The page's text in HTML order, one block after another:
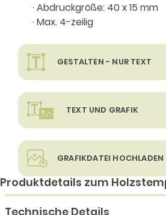
· Abdruckgröße: 40 x 15 mm
· Max. 4-zeilig
GESTALTEN - NUR TEXT
TEXT UND GRAFIK
GRAFIKDATEI HOCHLADEN
Produktdetails zum
Technische Details